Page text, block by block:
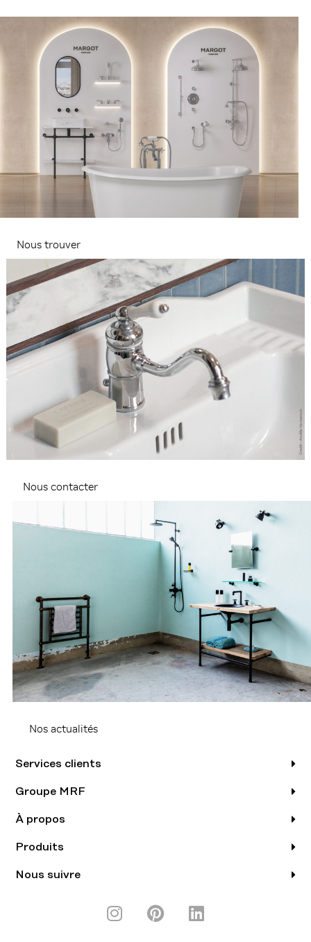
Nous trouver
Nous contacter
Nos actualités
Services clients
Groupe MRF
À propos
Produits
Nous suivre
I
n
P
i
L
i